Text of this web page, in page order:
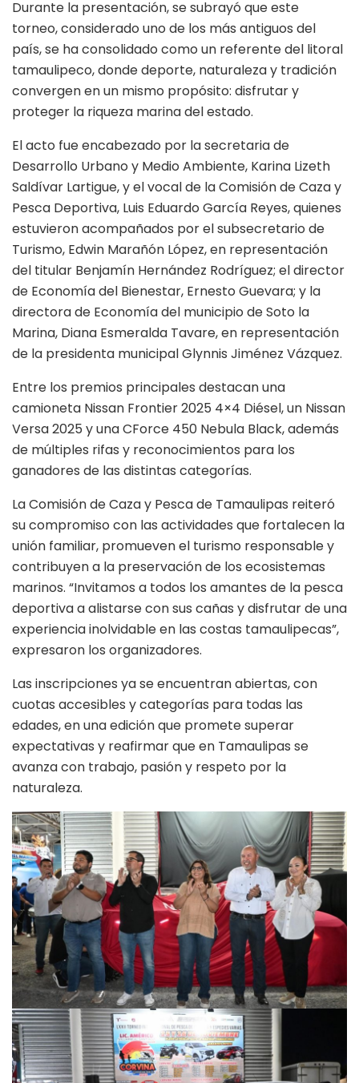
Durante la presentación, se subrayó que este
torneo, considerado uno de los más antiguos del
país, se ha consolidado como un referente del litoral
tamaulipeco, donde deporte, naturaleza y tradición
convergen en un mismo propósito: disfrutar y
proteger la riqueza marina del estado.
El acto fue encabezado por la secretaria de
Desarrollo Urbano y Medio Ambiente, Karina Lizeth
Saldívar Lartigue, y el vocal de la Comisión de Caza y
Pesca Deportiva, Luis Eduardo García Reyes, quienes
estuvieron acompañados por el subsecretario de
Turismo, Edwin Marañón López, en representación
del titular Benjamín Hernández Rodríguez; el director
de Economía del Bienestar, Ernesto Guevara; y la
directora de Economía del municipio de Soto la
Marina, Diana Esmeralda Tavare, en representación
de la presidenta municipal Glynnis Jiménez Vázquez.
Entre los premios principales destacan una
camioneta Nissan Frontier 2025 4×4 Diésel, un Nissan
Versa 2025 y una CForce 450 Nebula Black, además
de múltiples rifas y reconocimientos para los
ganadores de las distintas categorías.
La Comisión de Caza y Pesca de Tamaulipas reiteró
su compromiso con las actividades que fortalecen la
unión familiar, promueven el turismo responsable y
contribuyen a la preservación de los ecosistemas
marinos. “Invitamos a todos los amantes de la pesca
deportiva a alistarse con sus cañas y disfrutar de una
experiencia inolvidable en las costas tamaulipecas”,
expresaron los organizadores.
Las inscripciones ya se encuentran abiertas, con
cuotas accesibles y categorías para todas las
edades, en una edición que promete superar
expectativas y reafirmar que en Tamaulipas se
avanza con trabajo, pasión y respeto por la
naturaleza.